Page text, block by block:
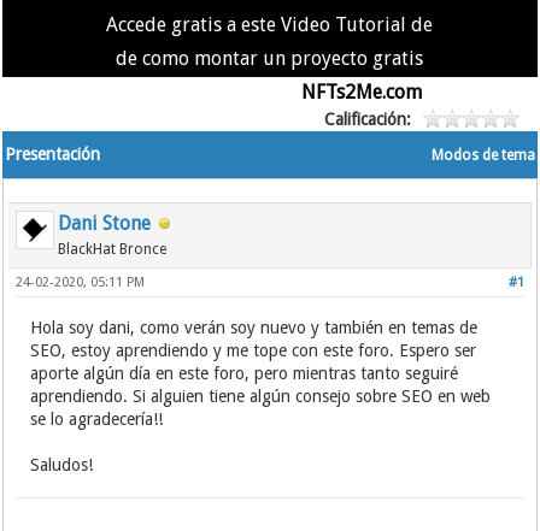
Accede gratis a este Video Tutorial de
de como montar un proyecto gratis
NFTs2Me.com
Calificación:
Modos de tema
Presentación
Dani Stone
BlackHat Bronce
#1
24-02-2020, 05:11 PM
Hola soy dani, como verán soy nuevo y también en temas de
SEO, estoy aprendiendo y me tope con este foro. Espero ser
aporte algún día en este foro, pero mientras tanto seguiré
aprendiendo. Si alguien tiene algún consejo sobre SEO en web
se lo agradecería!!
Saludos!